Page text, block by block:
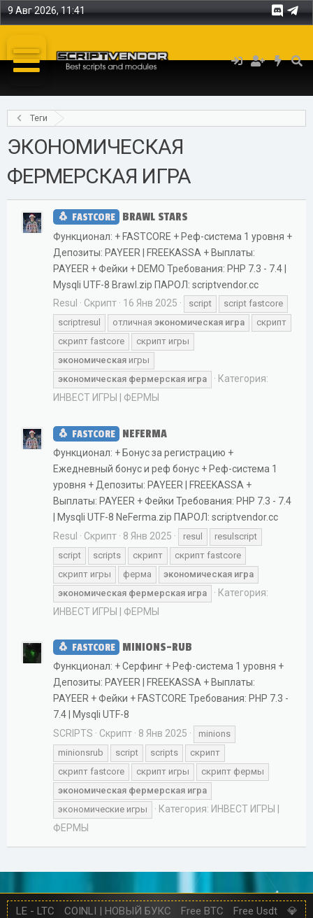
9 Авг 2026, 11:41
Теги
ЭКОНОМИЧЕСКАЯ
ФЕРМЕРСКАЯ ИГРА
FASTCORE BRAWL STARS
Функционал: + FASTCORE + Реф-система 1 уровня +
Депозиты: PAYEER | FREEKASSA + Выплаты:
PAYEER + Фейки + DEMO Требования: PHP 7.3 - 7.4 |
Mysqli UTF-8 Brawl.zip ПАРОЛ: scriptvendor.cc
Resul
Скрипт 16 Янв 2025 script
script fastcore
scriptresul
отличная экономическая игра
скрипт
скрипт fastcore
скрипт игры
экономическая игры
экономическая фермерская игра
Категория:
ИНВЕСТ ИГРЫ | ФЕРМЫ
FASTCORE NEFERMA
Функционал: + Бонус за регистрацию +
Ежедневный бонус и реф бонус + Реф-система 1
уровня + Депозиты: PAYEER | FREEKASSA +
Выплаты: PAYEER + Фейки Требования: PHP 7.3 - 7.4
| Mysqli UTF-8 NeFerma.zip ПАРОЛ: scriptvendor.cc
Resul
Скрипт 8 Янв 2025 resul
resulscript
script
scripts скрипт
скрипт fastcore
скрипт игры
ферма экономическая игра
экономическая фермерская игра
Категория:
ИНВЕСТ ИГРЫ | ФЕРМЫ
FASTCORE MINIONS-RUB
Функционал: + Серфинг + Реф-система 1 уровня +
Депозиты: PAYEER | FREEKASSA + Выплаты:
PAYEER + Фейки + FASTCORE Требования: PHP 7.3 -
7.4 | Mysqli UTF-8
SCRIPTS
Скрипт 8 Янв 2025
minions
minionsrub
script scripts
скрипт
скрипт fastcore
скрипт игры
скрипт фермы
экономическая фермерская игра
экономические игры
Категория: ИНВЕСТ ИГРЫ |
ФЕРМЫ
LE - LTC COINLI | НОВЫЙ БУКС Free BTC Free Usdt
💎